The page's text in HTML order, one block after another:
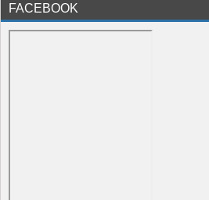
FACEBOOK